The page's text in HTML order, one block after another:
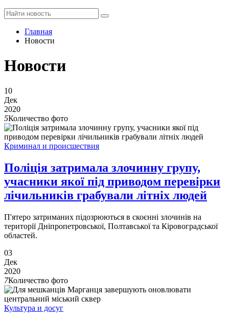
Главная
Новости
Новости
10
Дек
2020
5Количество фото
Криминал и происшествия
Поліція затримала злочинну групу,
учасники якої під приводом перевірки
лічильників грабували літніх людей
П'ятеро затриманих підозрюються в скоєнні злочинів на
території Дніпропетровської, Полтавської та Кіровоградської
областей.
03
Дек
2020
7Количество фото
Культура и досуг